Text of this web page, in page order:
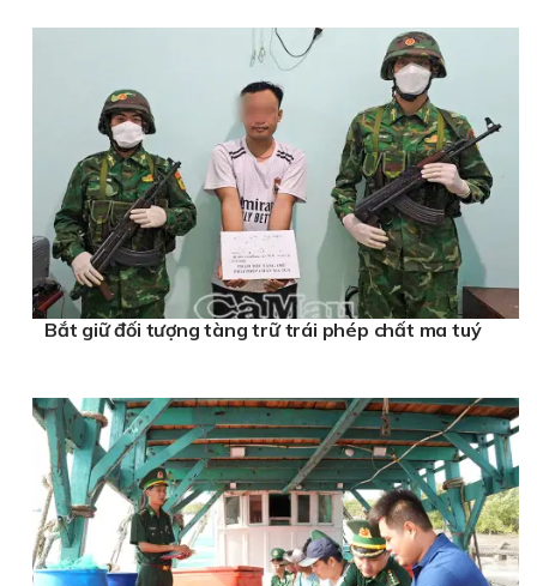
Bắt giữ đối tượng tàng trữ trái phép chất ma tuý